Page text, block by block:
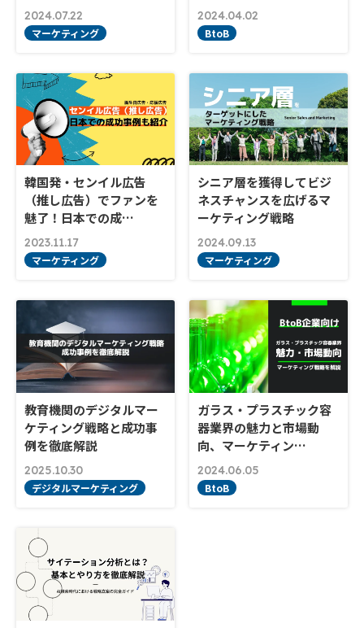
2024.07.22
マーケティング
2024.04.02
BtoB
韓国発・センイル広告
（推し広告）でファンを
魅了！日本での成…
2023.11.17
マーケティング
シニア層を獲得してビジ
ネスチャンスを広げるマ
ーケティング戦略
2024.09.13
マーケティング
教育機関のデジタルマー
ケティング戦略と成功事
例を徹底解説
2025.10.30
デジタルマーケティング
ガラス・プラスチック容
器業界の魅力と市場動
向、マーケティン…
2024.06.05
BtoB